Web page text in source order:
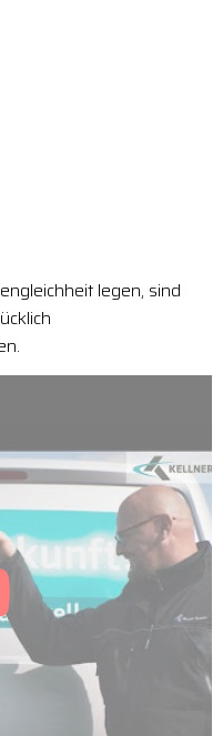
legen, sind